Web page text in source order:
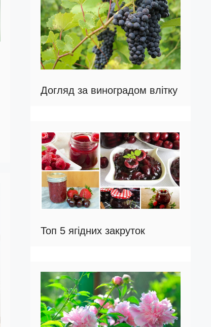
Догляд за виноградом влітку
Топ 5 ягідних закруток